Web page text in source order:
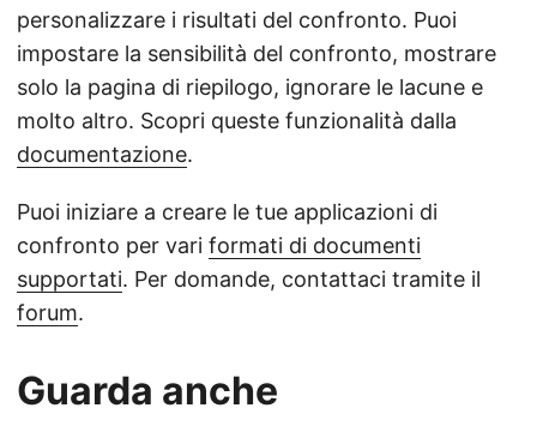
personalizzare i risultati del confronto. Puoi
impostare la sensibilità del confronto, mostrare
solo la pagina di riepilogo, ignorare le lacune e
molto altro. Scopri queste funzionalità dalla
documentazione.
Puoi iniziare a creare le tue applicazioni di
confronto per vari formati di documenti
supportati. Per domande, contattaci tramite il
forum.
Guarda anche